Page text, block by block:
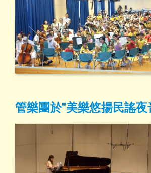
管樂團於"美樂悠揚民謠夜